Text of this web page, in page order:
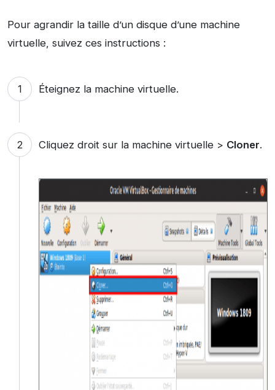
Pour agrandir la taille d’un disque d’une machine
virtuelle, suivez ces instructions :
Éteignez la machine virtuelle.
Cliquez droit sur la machine virtuelle > Cloner.